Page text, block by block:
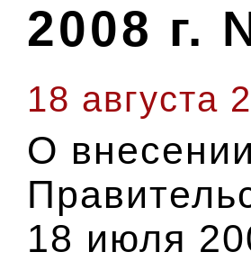
2008 г.
18 августа
О
18 июля